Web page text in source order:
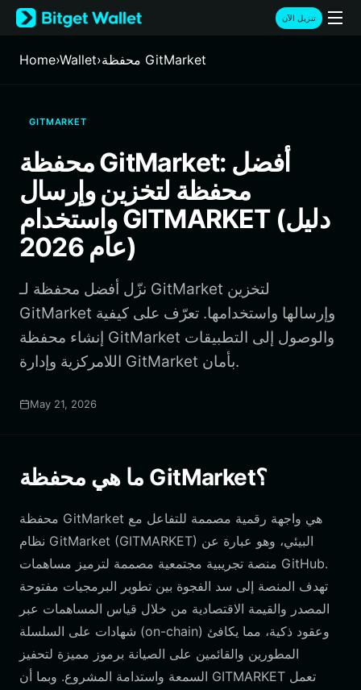
English
日本語
Русский
Italiano
Deutsch
简体中文
繁體中文
Português (Portugal)
Bahasa Indonesia
ภาษาไทย
বাংলা
Español
Português (Brasil)
Español (Argentina)
تنزيل الآن
Home›Wallet› محفظة GitMarket
GITMARKET
محفظة GitMarket: أفضل
محفظة لتخزين وإرسال
واستخدام GITMARKET (دليل
عام 2026)
نزّل أفضل محفظة لـ GitMarket لتخزين
GitMarket وإرسالها واستخدامها. تعرّف على كيفية
إنشاء محفظة GitMarket والوصول إلى التطبيقات
اللامركزية وإدارة GitMarket بأمان.
May 21, 2026
ما هي محفظة GitMarket؟
محفظة GitMarket هي واجهة رقمية مصممة للتفاعل مع
نظام GitMarket (GITMARKET) البيئي، وهو عبارة عن
منصة تجريبية مجتمعية مصممة لترميز مساهمات GitHub.
تهدف المنصة إلى سد الفجوة بين تطوير البرمجيات مفتوحة
المصدر والقيمة الاقتصادية من خلال قياس المساهمات عبر
شهادات على السلسلة (on-chain) وعقود ذكية، مما يكافئ
المطورين والقائمين على الصيانة برموز مميزة لتحفيز
السمعة واستدامة المشروع. وبما أن GITMARKET تعمل